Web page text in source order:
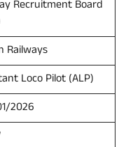
Recruitment Board
Railways
Loco Pilot (ALP)
2026